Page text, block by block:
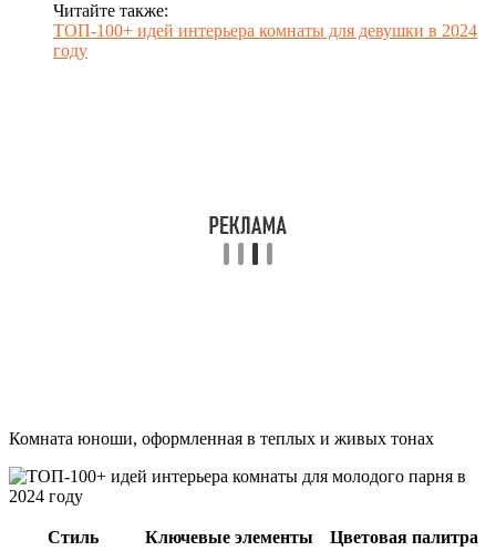
Читайте также:
ТОП-100+ идей интерьера комнаты для девушки в 2024
году
Комната юноши, оформленная в теплых и живых тонах
Стиль Ключевые элементы Цветовая палитра